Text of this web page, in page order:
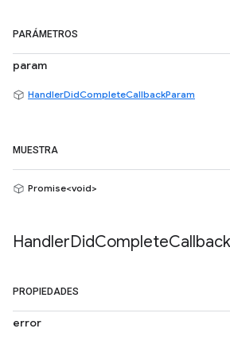
PARÁMETROS
param
HandlerDidCompleteCallbackParam
MUESTRA
Promise<void>
HandlerDidCompleteCallback
PROPIEDADES
error